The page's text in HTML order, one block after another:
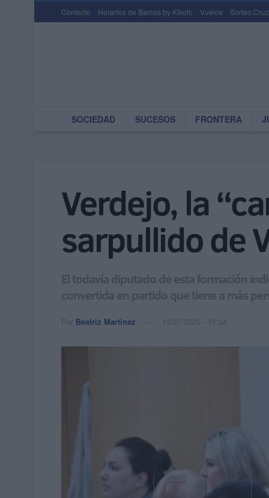
Contacto Horarios de Barcos by Kikoto Vuelos Sorteo
SOCIEDAD SUCESOS FRONTERA
Verdejo, la
sarpullido de
El todavía diputado de esta formación
convertida en partido que tiene a más
Por Beatriz Martínez 13/07/2025 - 15:34